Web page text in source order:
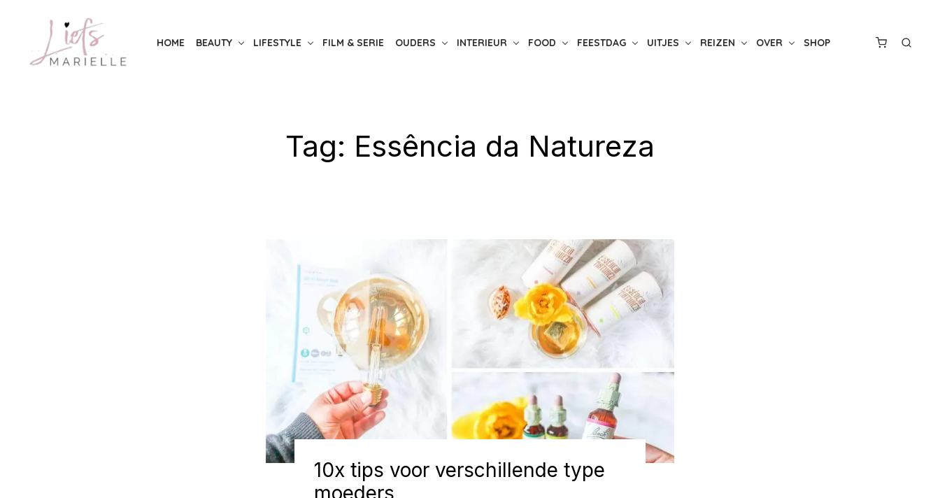
content
HOME BEAUTY LIFESTYLE FILM & SERIE OUDERS INTERIEUR FOOD FEESTDAG UITJES REIZEN OVER SHOP
Tag: Essência da Natureza
10x tips voor verschillende type
moeders